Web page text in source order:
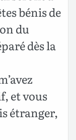
bénis de
du
dès la
et vous
étranger,